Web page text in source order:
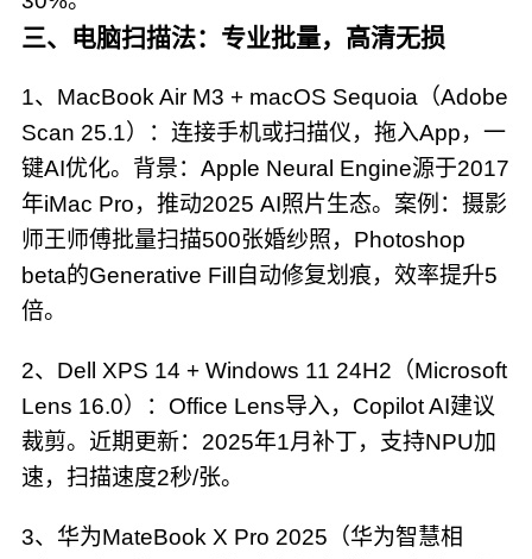
三、电脑扫描法：专业批量，高清无损
1、MacBook Air M3 + macOS Sequoia（Adobe
Scan 25.1）：连接手机或扫描仪，拖入App，一
键AI优化。背景：Apple Neural Engine源于2017
年iMac Pro，推动2025 AI照片生态。案例：摄影
师王师傅批量扫描500张婚纱照，Photoshop
beta的Generative Fill自动修复划痕，效率提升5
倍。
2、Dell XPS 14 + Windows 11 24H2（Microsoft
Lens 16.0）：Office Lens导入，Copilot AI建议
裁剪。近期更新：2025年1月补丁，支持NPU加
速，扫描速度2秒/张。
3、华为MateBook X Pro 2025（华为智慧相